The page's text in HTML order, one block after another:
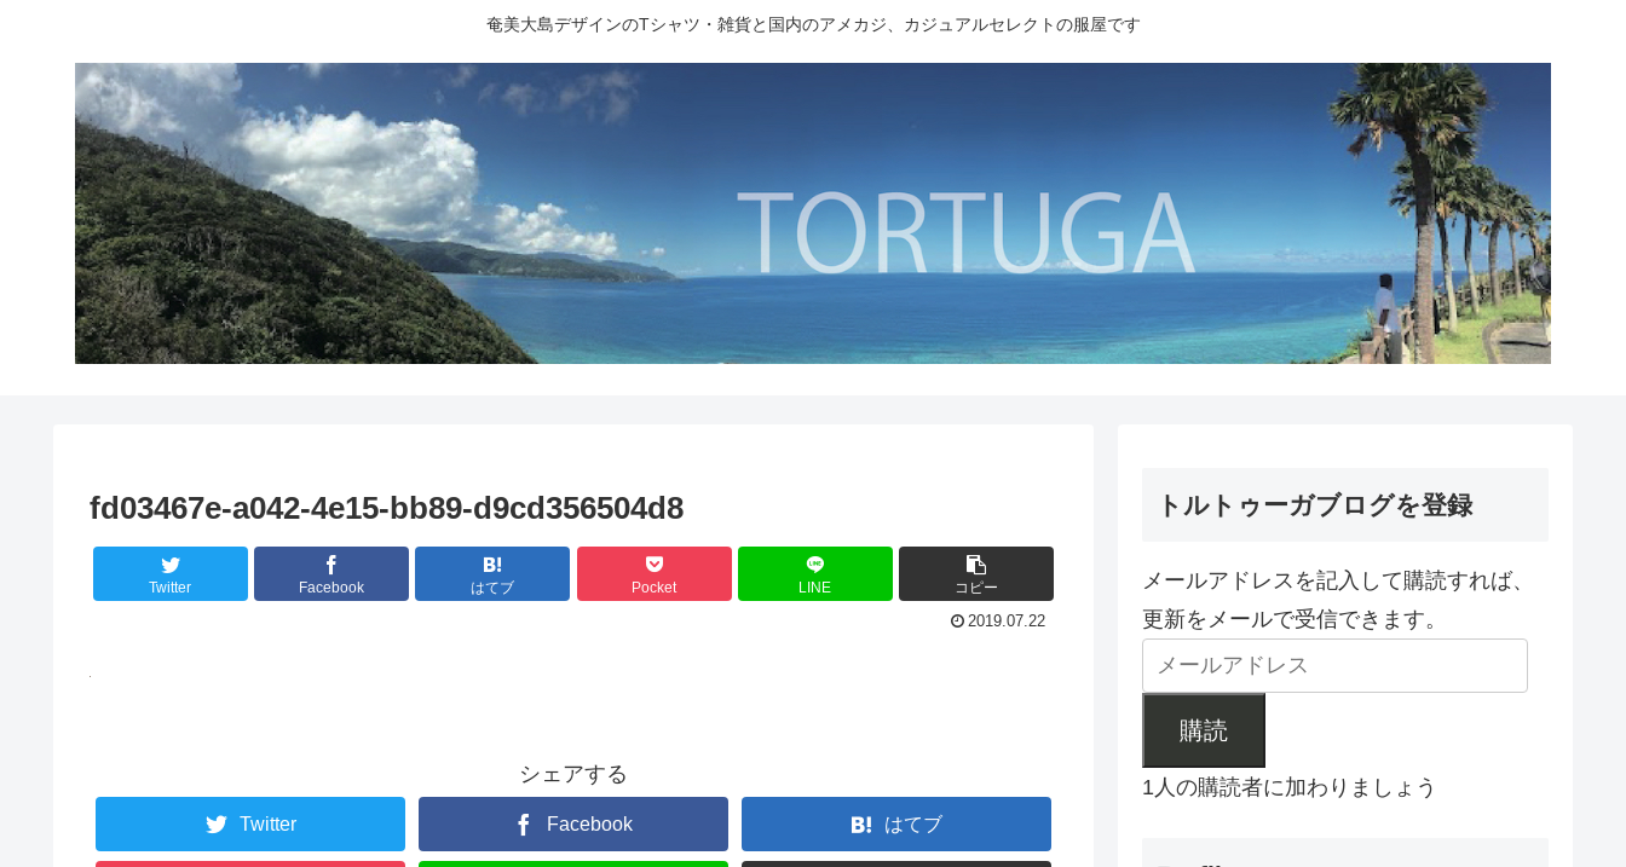
奄美大島デザインのTシャツ・雑貨と国内のアメカジ、カジュアルセレクトの服屋です
fd03467e-a042-4e15-bb89-d9cd356504d8
Twitter Facebook はてブ Pocket LINE コピー
2019.07.22
シェアする
Twitter Facebook はてブ
トルトゥーガブログを登録
メールアドレスを記入して購読すれば、
更新をメールで受信できます。
購読
1人の購読者に加わりましょう